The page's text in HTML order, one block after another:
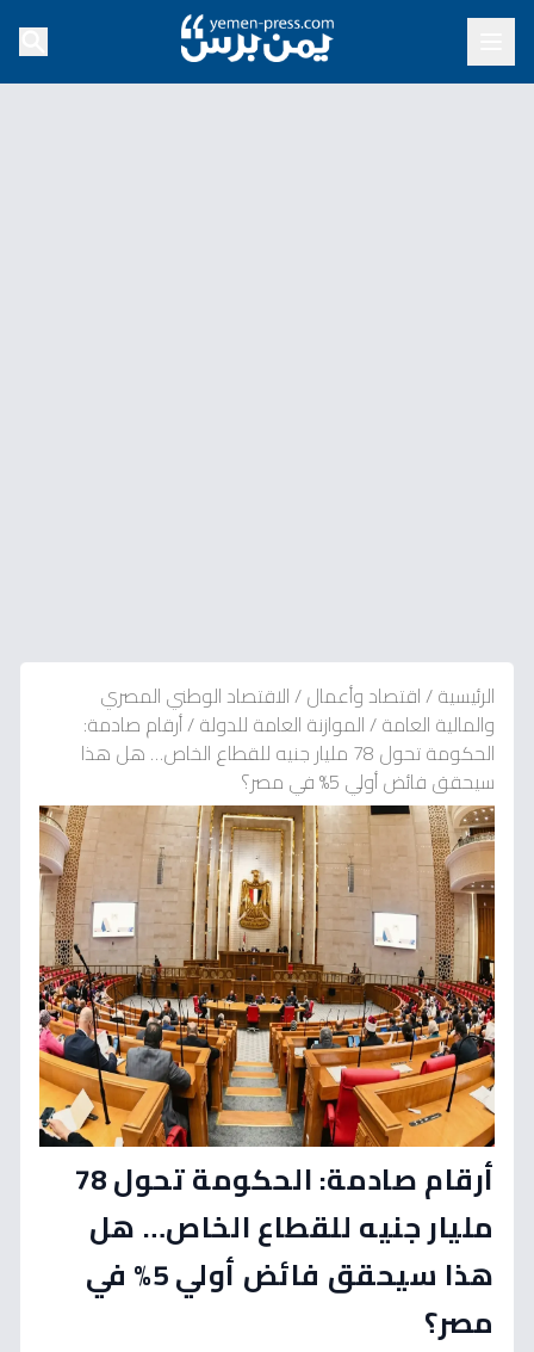
الرئيسية/اقتصاد وأعمال/الاقتصاد الوطني المصري
والمالية العامة/الموازنة العامة للدولة/أرقام صادمة:
الحكومة تحول 78 مليار جنيه للقطاع الخاص… هل هذا
سيحقق فائض أولي 5% في مصر؟
أرقام صادمة: الحكومة تحول 78
مليار جنيه للقطاع الخاص… هل
هذا سيحقق فائض أولي 5% في
مصر؟